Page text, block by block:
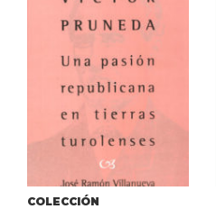
COLECCIÓN